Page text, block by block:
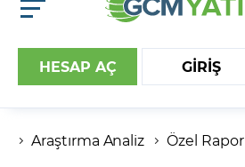
HESAP AÇ GİRİŞ
Hesap numaranız
Araştırma Analiz Özel Rapor